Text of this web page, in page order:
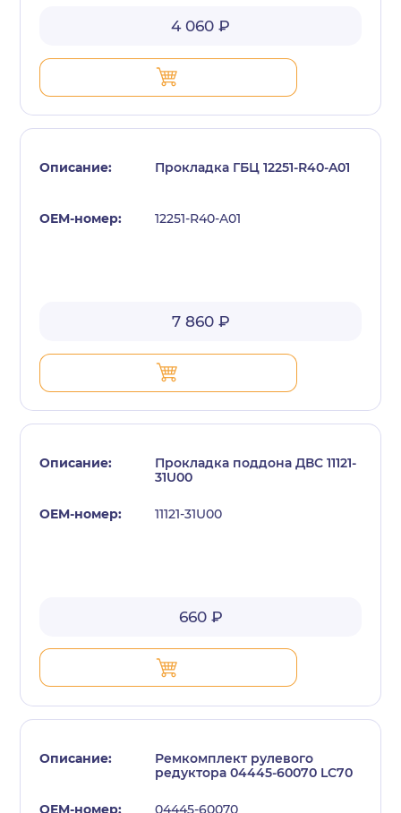
4 060 ₽
Прокладка ГБЦ 12251-R40-A01
12251-R40-A01
7 860 ₽
Прокладка поддона ДВС 11121-
31U00
11121-31U00
660 ₽
Ремкомплект рулевого
редуктора 04445-60070 LC70
04445-60070